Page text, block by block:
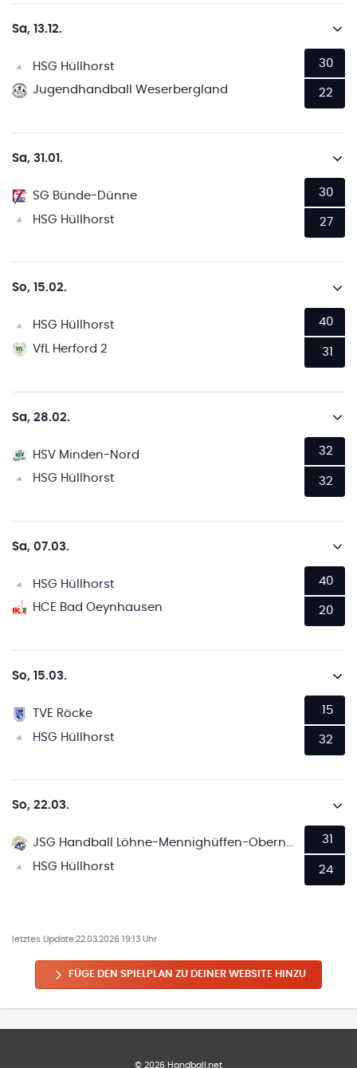
Sa, 13.12.
HSG Hüllhorst
Jugendhandball Weserbergland
30
22
Sa, 31.01.
SG Bünde-Dünne
HSG Hüllhorst
30
27
So, 15.02.
HSG Hüllhorst
VfL Herford 2
40
31
Sa, 28.02.
HSV Minden-Nord
HSG Hüllhorst
32
32
Sa, 07.03.
HSG Hüllhorst
HCE Bad Oeynhausen
40
20
So, 15.03.
TVE Röcke
HSG Hüllhorst
15
32
So, 22.03.
JSG Handball Löhne-Mennighüffen-Obernbeck
HSG Hüllhorst
31
24
letztes Update:22.03.2026 19:13 Uhr
FÜGE DEN SPIELPLAN ZU DEINER WEBSITE HINZU
© 2026 Handball.net